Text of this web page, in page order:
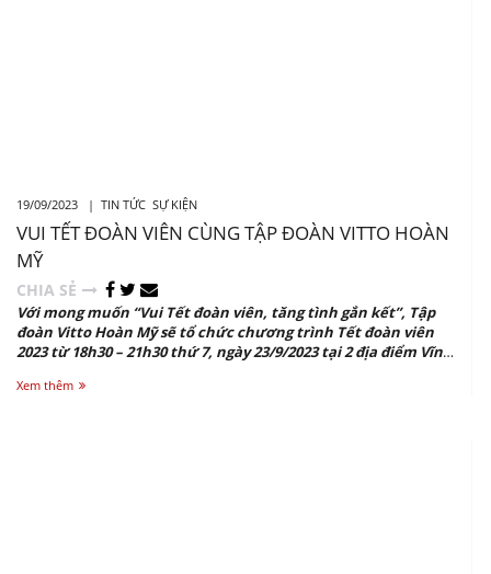
19/09/2023 | TIN TỨC SỰ KIỆN
VUI TẾT ĐOÀN VIÊN CÙNG TẬP ĐOÀN VITTO HOÀN
MỸ
CHIA SẺ
Với mong muốn “Vui Tết đoàn viên, tăng tình gắn kết”, Tập
đoàn Vitto Hoàn Mỹ sẽ tổ chức chương trình Tết đoàn viên
2023 từ 18h30 – 21h30 thứ 7, ngày 23/9/2023 tại 2 địa điểm Vĩnh
Xem thêm